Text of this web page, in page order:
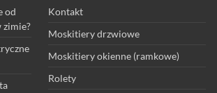
od
zimie?
Kontakt
Moskitiery drzwiowe
Moskitiery okienne (ramkowe)
Rolety